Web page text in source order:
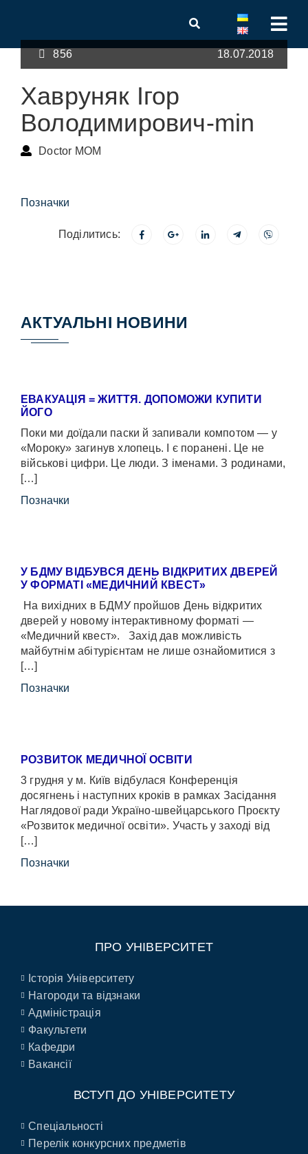
856 18.07.2018
Хавруняк Ігор
Володимирович-min
Doctor MOM
Позначки
Поділитись:
АКТУАЛЬНІ НОВИНИ
ЕВАКУАЦІЯ = ЖИТТЯ. ДОПОМОЖИ КУПИТИ
ЙОГО
Поки ми доїдали паски й запивали компотом — у
«Мороку» загинув хлопець. І є поранені. Це не
військові цифри. Це люди. З іменами. З родинами,
[…]
Позначки
У БДМУ ВІДБУВСЯ ДЕНЬ ВІДКРИТИХ ДВЕРЕЙ
У ФОРМАТІ «МЕДИЧНИЙ КВЕСТ»
На вихідних в БДМУ пройшов День відкритих
дверей у новому інтерактивному форматі —
«Медичний квест». Захід дав можливість
майбутнім абітурієнтам не лише ознайомитися з
[…]
Позначки
РОЗВИТОК МЕДИЧНОЇ ОСВІТИ
3 грудня у м. Київ відбулася Конференція
досягнень і наступних кроків в рамках Засідання
Наглядової ради Україно-швейцарського Проєкту
«Розвиток медичної освіти». Участь у заході від
[…]
Позначки
ПРО УНІВЕРСИТЕТ
Історія Університету
Нагороди та відзнаки
Адміністрація
Факультети
Кафедри
Вакансії
ВСТУП ДО УНІВЕРСИТЕТУ
Спеціальності
Перелік конкурсних предметів